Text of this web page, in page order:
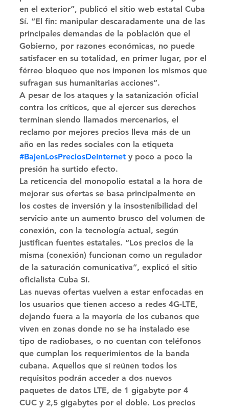
en el exterior”, publicó el sitio web estatal Cuba
Sí. “El fin: manipular descaradamente una de las
principales demandas de la población que el
Gobierno, por razones económicas, no puede
satisfacer en su totalidad, en primer lugar, por el
férreo bloqueo que nos imponen los mismos que
sufragan sus humanitarias acciones”.
A pesar de los ataques y la satanización oficial
contra los críticos, que al ejercer sus derechos
terminan siendo llamados mercenarios, el
reclamo por mejores precios lleva más de un
año en las redes sociales con la etiqueta
#BajenLosPreciosDeInternet y poco a poco la
presión ha surtido efecto.
La reticencia del monopolio estatal a la hora de
mejorar sus ofertas se basa principalmente en
los costes de inversión y la insostenibilidad del
servicio ante un aumento brusco del volumen de
conexión, con la tecnología actual, según
justifican fuentes estatales. “Los precios de la
misma (conexión) funcionan como un regulador
de la saturación comunicativa”, explicó el sitio
oficialista Cuba Sí.
Las nuevas ofertas vuelven a estar enfocadas en
los usuarios que tienen acceso a redes 4G-LTE,
dejando fuera a la mayoría de los cubanos que
viven en zonas donde no se ha instalado ese
tipo de radiobases, o no cuentan con teléfonos
que cumplan los requerimientos de la banda
cubana. Aquellos que sí reúnen todos los
requisitos podrán acceder a dos nuevos
paquetes de datos LTE, de 1 gigabyte por 4
CUC y 2,5 gigabytes por el doble. Los precios